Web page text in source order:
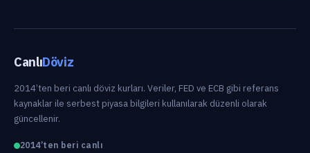
CanlıDöviz
2014’ten beri canlı döviz kurları. Veriler, FED ve ECB gibi referans
kaynaklar ile serbest piyasa bilgileri kullanılarak düzenli olarak
güncellenir.
2014’ten beri canlı